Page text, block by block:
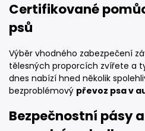
Certifikované
psů
Výběr vhodného zabezpečení
tělesných proporcích zvířete a
dnes nabízí hned několik
bezproblémový převoz psa v
Bezpečnostní pásy